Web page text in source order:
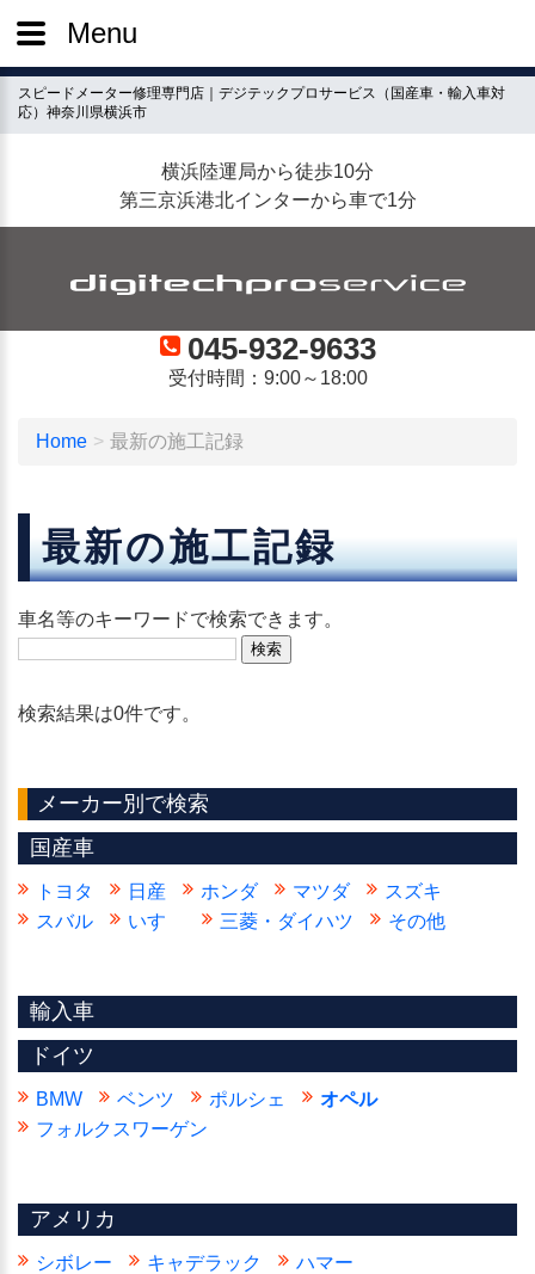
スピードメーター修理専門店｜デジテックプロサービス（国産車・輸入車対
応）神奈川県横浜市
横浜陸運局から徒歩10分
第三京浜港北インターから車で1分
045-932-9633
受付時間：9:00～18:00
Home 最新の施工記録
最新の施工記録
車名等のキーワードで検索できます。
検索結果は0件です。
メーカー別で検索
国産車
トヨタ 日産 ホンダ マツダ
スズキ
スバル
いすゞ 三菱・ダイハツ その他
輸入車
ドイツ
BMW ベンツ ポルシェ
オペル
フォルクスワーゲン
アメリカ
シボレー キャデラック ハマー
Menu